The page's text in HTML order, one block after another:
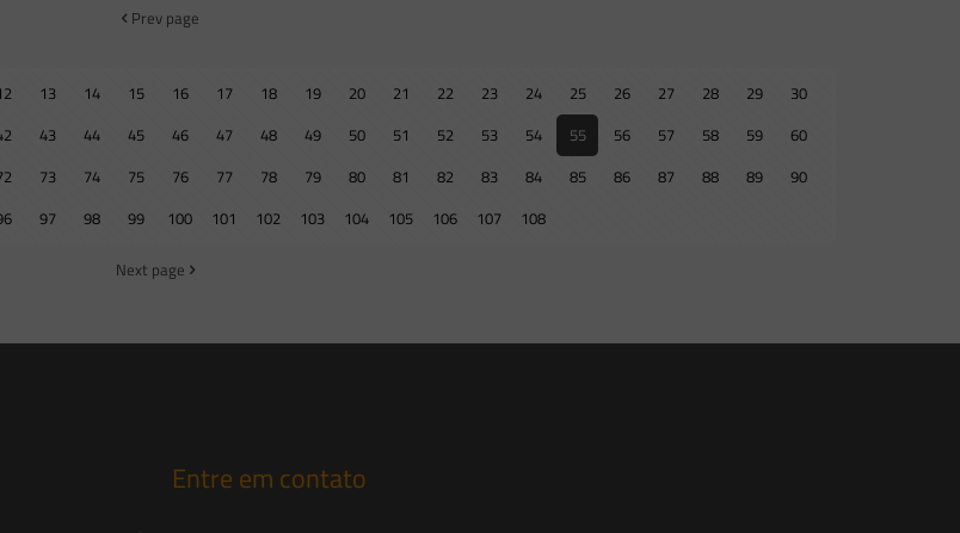
Prev page
13 14 15 16 17 18 19 20 21 22 23 24 25 26 27 28 29
30
43 44 45 46 47 48 49 50 51 52 53 54 55 56 57 58 59
60
73 74 75 76 77 78 79 80 81 82 83 84 85 86 87 88 89
90
97 98 99 100 101 102 103 104 105 106 107 108
Next page
Entre em contato